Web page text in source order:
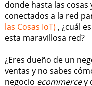
donde hasta las
conectados a la red
las Cosas IoT) , ¿cuál
esta maravillosa red?
¿Eres dueño de un
ventas y no sabes
negocio ecommercey